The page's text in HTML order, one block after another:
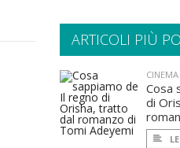
ARTICOLI PIÙ
CINEMA
Cosa
di